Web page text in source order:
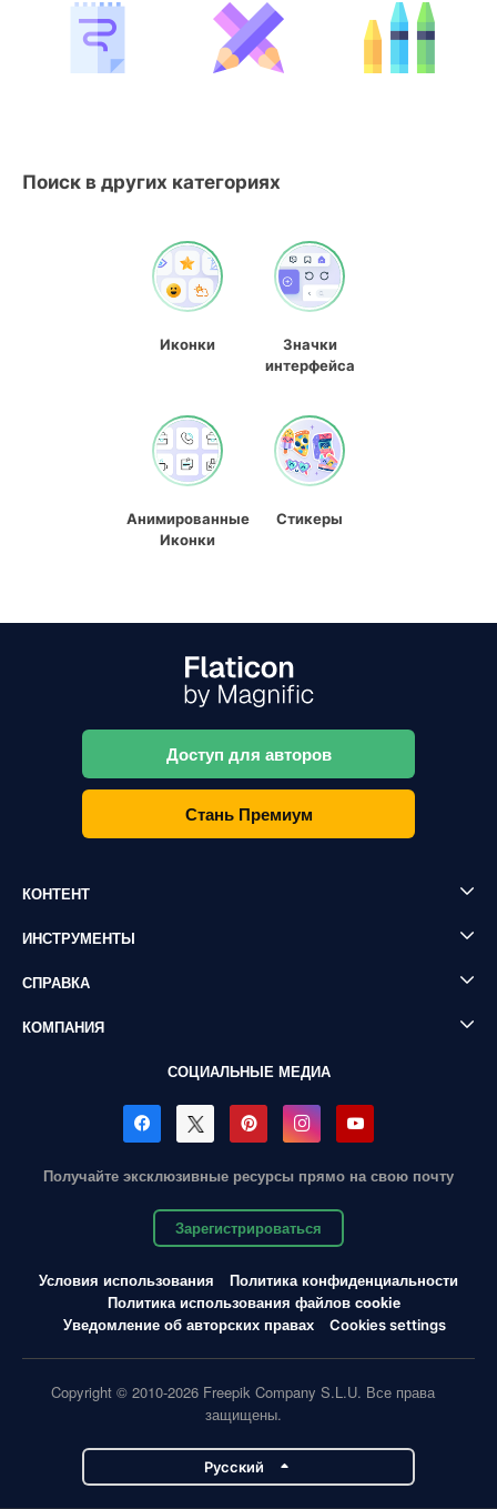
Поиск в других категориях
Иконки
Значки
интерфейса
Анимированные
Иконки
Стикеры
Доступ для авторов
Стань Премиум
КОНТЕНТ
ИНСТРУМЕНТЫ
СПРАВКА
КОМПАНИЯ
СОЦИАЛЬНЫЕ МЕДИА
Получайте эксклюзивные ресурсы прямо на свою почту
Зарегистрироваться
Условия использования
Политика конфиденциальности
Политика использования файлов cookie
Уведомление об авторских правах
Cookies settings
Copyright © 2010-2026 Freepik Company S.L.U. Все права
защищены.
Pусский